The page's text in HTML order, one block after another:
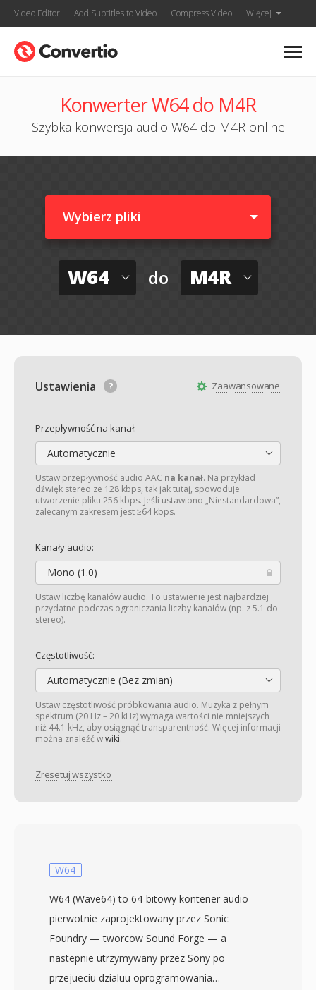
Video Editor Add Subtitles to Video Compress Video Więcej
Konwerter W64 do M4R
Szybka konwersja audio W64 do M4R online
Wybierz pliki
W64 do M4R
Zaawansowane
Ustawienia
Przepływność na kanał:
Automatycznie
Ustaw przepływność audio AAC na kanał. Na przykład
dźwięk stereo ze 128 kbps, tak jak tutaj, spowoduje
utworzenie pliku 256 kbps. Jeśli ustawiono „Niestandardowa”,
zalecanym zakresem jest ≥64 kbps.
Kanały audio:
Mono (1.0)
Ustaw liczbę kanałów audio. To ustawienie jest najbardziej
przydatne podczas ograniczania liczby kanałów (np. z 5.1 do
stereo).
Częstotliwość:
Automatycznie (Bez zmian)
Ustaw częstotliwość próbkowania audio. Muzyka z pełnym
spektrum (20 Hz – 20 kHz) wymaga wartości nie mniejszych
niż 44.1 kHz, aby osiągnąć transparentność. Więcej informacji
można znaleźć wwiki.
Zresetuj wszystko
W64
W64 (Wave64) to 64-bitowy kontener audio
pierwotnie zaprojektowany przez Sonic
Foundry — tworcow Sound Forge — a
nastepnie utrzymywany przez Sony po
przejueciu dzialuu oprogramowania